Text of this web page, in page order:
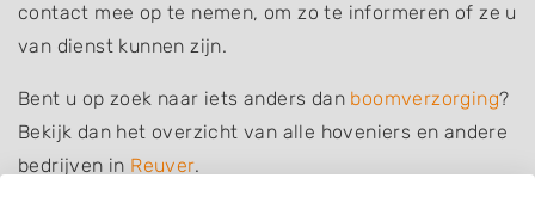
contact mee op te nemen, om zo te informeren of ze u
van dienst kunnen zijn.
Bent u op zoek naar iets anders dan boomverzorging?
Bekijk dan het overzicht van alle hoveniers en andere
bedrijven in Reuver.